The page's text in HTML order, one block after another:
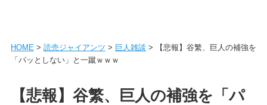
HOME> 読売ジャイアンツ > 巨人雑談 > 【悲報】谷繁、巨人の補強を
「パッとしない」と一蹴ｗｗｗ
【悲報】谷繁、巨人の補強を「パ